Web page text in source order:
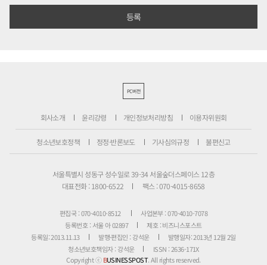
PC버전
회사소개 윤리강령 개인정보처리방침 이용자위원회
청소년보호정책 정정·반론보도 기사심의규정 불편신고
서울특별시 성동구 성수일로 39-34 서울숲더스페이스 12층
대표전화 : 1800-6522
팩스 : 070-4015-8658
편집국 : 070-4010-8512
사업본부 : 070-4010-7078
등록번호 : 서울 아 02897
제호 : 비즈니스포스트
등록일: 2013.11.13
발행·편집인 : 강석운
발행일자: 2013년 12월 2일
청소년보호책임자 : 강석운
ISSN : 2636-171X
Copyright ⓒBUSINESSPOST. All rights reserved.